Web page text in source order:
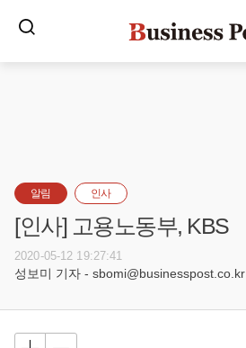
알림 인사
[인사] 고용노동부, KBS
2020-05-12 19:27:41
성보미 기자 - sbomi@businesspost.co.kr